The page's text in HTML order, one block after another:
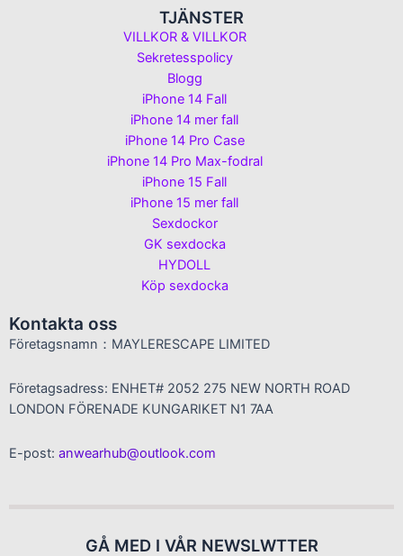
TJÄNSTER
VILLKOR & VILLKOR
Sekretesspolicy
Blogg
iPhone 14 Fall
iPhone 14 mer fall
iPhone 14 Pro Case
iPhone 14 Pro Max-fodral
iPhone 15 Fall
iPhone 15 mer fall
Sexdockor
GK sexdocka
HYDOLL
Köp sexdocka
Kontakta oss
Företagsnamn：MAYLERESCAPE LIMITED
Företagsadress: ENHET# 2052 275 NEW NORTH ROAD
LONDON FÖRENADE KUNGARIKET N1 7AA
E-post: anwearhub@outlook.com
GÅ MED I VÅR NEWSLWTTER